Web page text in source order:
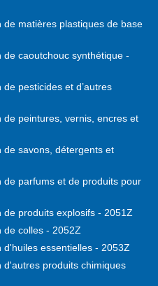
matières plastiques de base
caoutchouc synthétique -
pesticides et d’autres
peintures, vernis, encres et
de savons, détergents et
parfums et de produits pour
produits explosifs - 2051Z
de colles - 2052Z
essentielles - 2053Z
produits chimiques